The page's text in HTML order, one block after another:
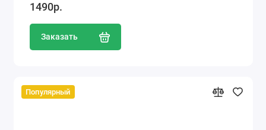
1490р.
Заказать
Популярный